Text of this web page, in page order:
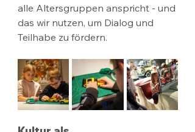
alle Altersgruppen anspricht - und
das wir nutzen, um Dialog und
Teilhabe zu fördern.